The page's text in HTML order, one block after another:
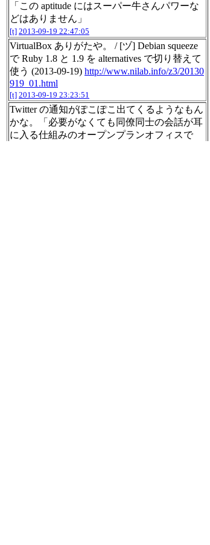
「この aptitude にはスーパー牛さんパワーな
どはありません」
[t] 2013-09-19 22:47:05
VirtualBox ありがたや。 / [ヅ] Debian squeeze
で Ruby 1.8 と 1.9 を alternatives で切り替えて
使う (2013-09-19) http://www.nilab.info/z3/20130
919_01.html
[t] 2013-09-19 23:23:51
Twitter の通知がぽこぽこ出てくるようなもん
かな。「必要がなくても同僚同士の会話が耳
に入る仕組みのオープンプランオフィスで